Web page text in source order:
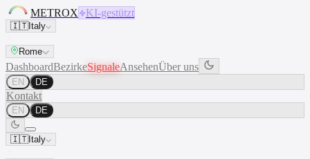
METROX KI-gestützt
🇮🇹Italy
Rome
DashboardBezirkeSignaleAnsehenÜber uns
EN DE
Kontakt
EN DE
🇮🇹Italy